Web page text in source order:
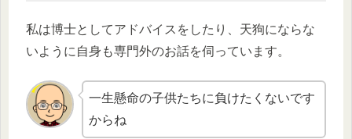
私は博士としてアドバイスをしたり、天狗にならな
いように自身も専門外のお話を伺っています。
一生懸命の子供たちに負けたくないです
からね